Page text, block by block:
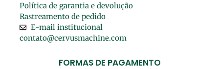
Política de garantia e devolução
Rastreamento de pedido
E-mail institucional
contato@cervusmachine.com
FORMAS DE PAGAMENTO